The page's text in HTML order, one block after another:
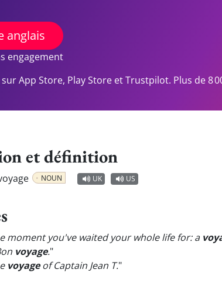
anglais
engagement
sur App Store, Play Store et Trustpilot. Plus de 8
et définition
NOUN UK US
moment you've waited your whole life for: a
voyage."
voyageof Captain Jean T."